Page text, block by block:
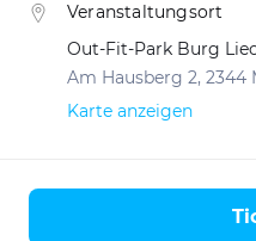
Veranstaltungsort
Out-Fit-Park Burg
Am Hausberg 2, 2344
Karte anzeigen